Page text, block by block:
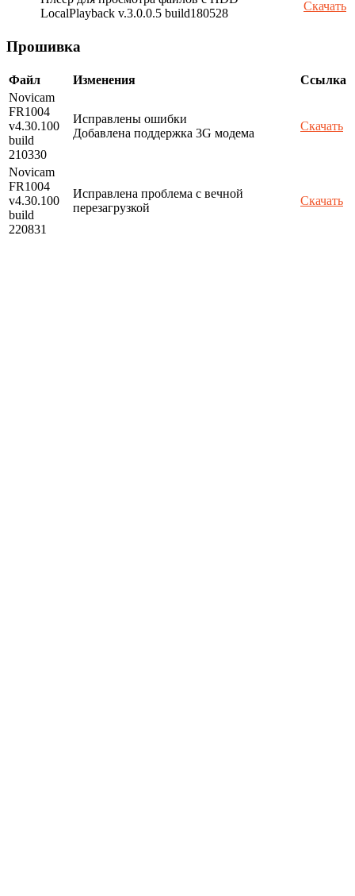
LocalPlayback v.3.0.0.5 build180528
Скачать
Прошивка
Файл Изменения
Ссылка
Novicam
FR1004
v4.30.100
build
210330
Исправлены ошибки
Добавлена поддержка 3G модема
Скачать
Novicam
FR1004
v4.30.100
build
220831
Исправлена проблема с вечной
перезагрузкой
Скачать